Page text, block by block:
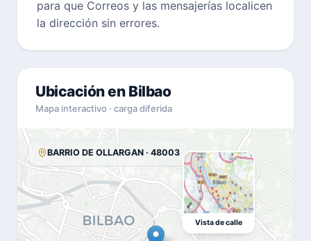
para que Correos y las mensajerías localicen
la dirección sin errores.
Ubicación en Bilbao
Mapa interactivo · carga diferida
BARRIO DE OLLARGAN · 48003
Vista de calle